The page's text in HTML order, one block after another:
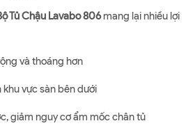
Tủ Chậu Lavabo 806mang lại nhiều lợi
và thoáng hơn
khu vực sàn bên dưới
giảm nguy cơ ẩm mốc chân tủ